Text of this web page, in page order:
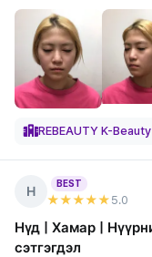
REBEAUTY K-Beauty
Н
BEST
★★★★★ 5.0
Нүд | Хамар |
сэтгэгдэл